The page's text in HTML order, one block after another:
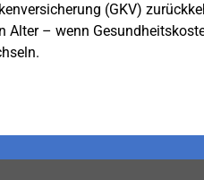
(GKV)
Alter – wenn